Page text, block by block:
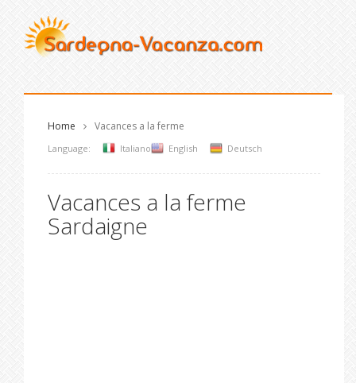
Home Vacances a la ferme
Language: Italiano English Deutsch
Vacances a la ferme
Sardaigne